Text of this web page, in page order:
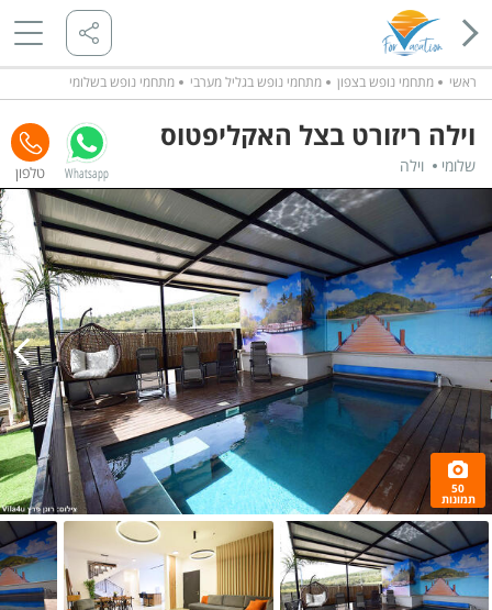
ראשי מתחמי נופש בצפון מתחמי נופש בגליל מערבי מתחמי נופש בשלומי
וילה ריזורט בצל האקליפטוס
שלומי וילה Whatsapp
50
תמונות